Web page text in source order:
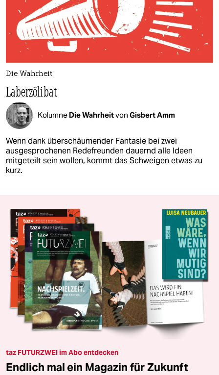
Die Wahrheit
Laberzölibat
Kolumne Die Wahrheitvon Gisbert Amm
Wenn dank überschäumender Fantasie bei zwei
ausgesprochenen Redefreunden dauernd alle Ideen
mitgeteilt sein wollen, kommt das Schweigen etwas zu
kurz.
taz FUTURZWEI im Abo entdecken
Endlich mal ein Magazin für Zukunft